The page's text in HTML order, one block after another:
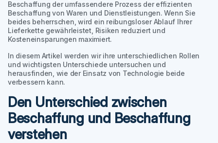
Beschaffung der umfassendere Prozess der effizienten
Beschaffung von Waren und Dienstleistungen. Wenn Sie
beides beherrschen, wird ein reibungsloser Ablauf Ihrer
Lieferkette gewährleistet, Risiken reduziert und
Kosteneinsparungen maximiert.
In diesem Artikel werden wir ihre unterschiedlichen Rollen
und wichtigsten Unterschiede untersuchen und
herausfinden, wie der Einsatz von Technologie beide
verbessern kann.
Den Unterschied zwischen
Beschaffung und Beschaffung
verstehen